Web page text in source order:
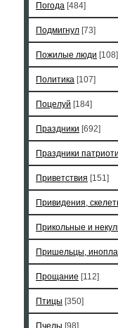
Погода [484]
Подмигнул [73]
Пожилые люди [108]
Политика [107]
Поцелуй [184]
Праздники [692]
Праздники
Приветствия [151]
Привидения,
Прикольные и
Пришельцы,
Прощание [112]
Птицы [350]
Пчелы [98]